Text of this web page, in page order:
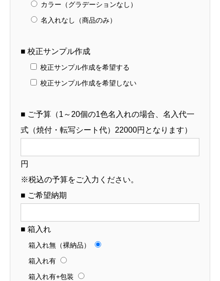
カラー（グラデーションなし）
名入れなし（商品のみ）
■ 校正サンプル作成
校正サンプル作成を希望する
校正サンプル作成を希望しない
■ ご予算（1～20個の1色名入れの場合、名入代一
式（焼付・転写シート代）22000円となります）
円
※税込の予算をご入力ください。
■ ご希望納期
■ 箱入れ
箱入れ無（裸納品）
箱入れ有
箱入れ有+包装